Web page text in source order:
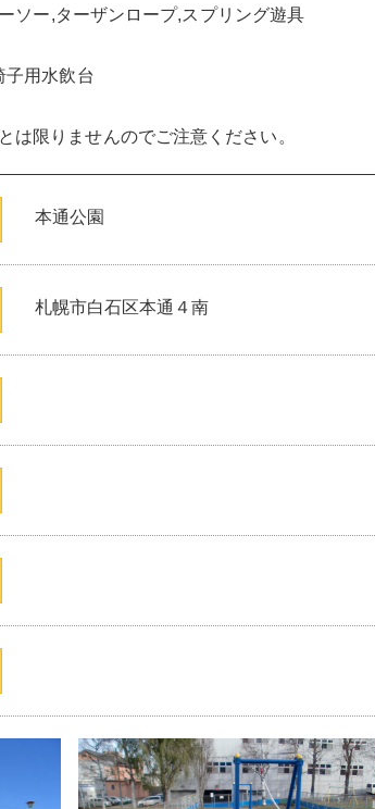
ソー,ターザンロープ,スプリング遊具
子用水飲台
は限りませんのでご注意ください。
本通公園
札幌市白石区本通４南